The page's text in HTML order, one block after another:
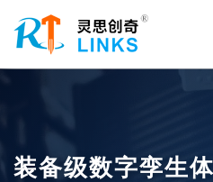
装备级数字孪生